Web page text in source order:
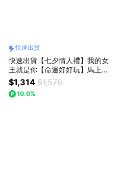
快速出貨
快速出貨【七夕情人禮】我的女
王就是你【命運好好玩】馬上有
花路轉運擺鎮+錢袋子紅晶線手
鍊
$1,314 $1,576
10.0%